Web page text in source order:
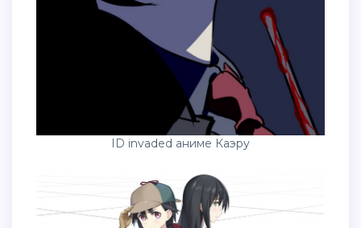
ID invaded аниме Каэру